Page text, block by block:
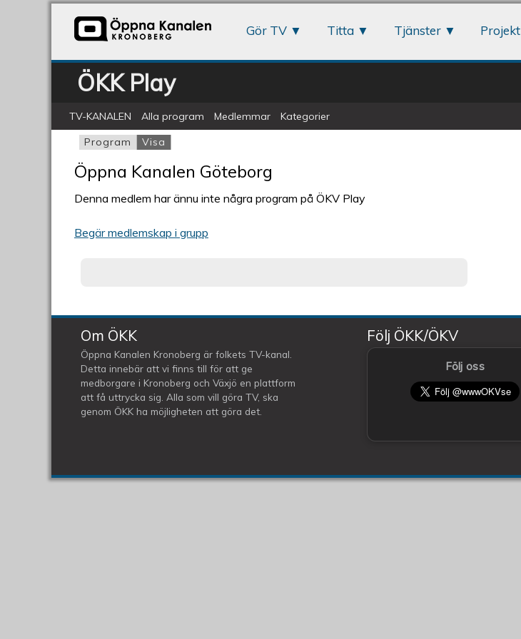
Gör TV Titta Tjänster Projekt
ÖKK Play
TV-KANALEN Alla program Medlemmar Kategorier
Primära flikar
Program Visa
Öppna Kanalen Göteborg
Denna medlem har ännu inte några program på ÖKV Play
Begär medlemskap i grupp
Om ÖKK
Öppna Kanalen Kronoberg är folkets TV-kanal.
Detta innebär att vi finns till för att ge
medborgare i Kronoberg och Växjö en plattform
att få uttrycka sig. Alla som vill göra TV, ska
genom ÖKK ha möjligheten att göra det.
Följ ÖKK/ÖKV
Följ oss